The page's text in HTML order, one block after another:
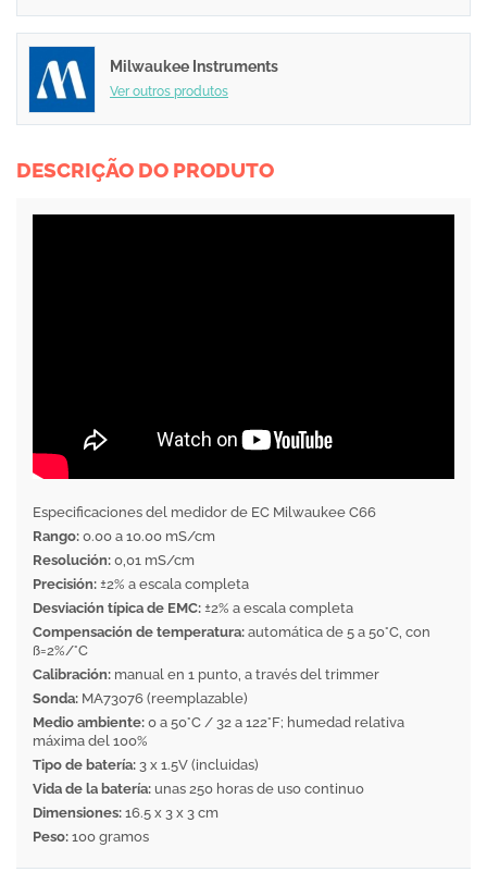
Milwaukee Instruments
Ver outros produtos
DESCRIÇÃO DO PRODUTO
Especificaciones del medidor de EC Milwaukee C66
Rango: 0.00 a 10.00 mS/cm
Resolución: 0,01 mS/cm
Precisión: ±2% a escala completa
Desviación típica de EMC: ±2% a escala completa
Compensación de temperatura: automática de 5 a 50°C, con
ß=2%/°C
Calibración: manual en 1 punto, a través del trimmer
Sonda: MA73076 (reemplazable)
Medio ambiente: 0 a 50°C / 32 a 122°F; humedad relativa
máxima del 100%
Tipo de batería: 3 x 1.5V (incluidas)
Vida de la batería: unas 250 horas de uso continuo
Dimensiones: 16.5 x 3 x 3 cm
Peso: 100 gramos